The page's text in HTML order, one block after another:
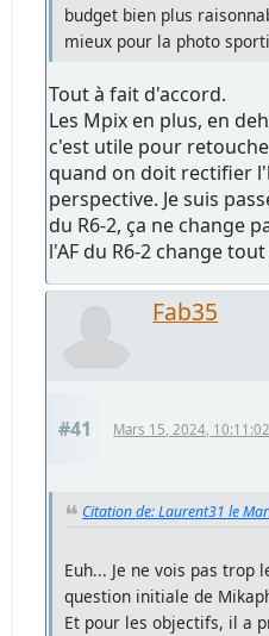
budget bien plus
mieux pour la photo
Tout à fait d'accord.
Les Mpix en plus, en
c'est utile pour
quand on doit rectifier
perspective. Je suis
du R6-2, ça ne change
l'AF du R6-2 change
Fab35
#41 Mars 15, 2024, 10:11:02
Citation de: Laurent31 le
Euh... Je ne vois pas trop
question initiale de
Et pour les objectifs, il a